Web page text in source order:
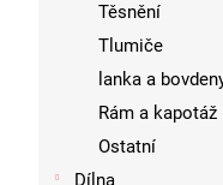
Těsnění
Tlumiče
lanka a
Rám a kapotáž
Ostatní
Dílna